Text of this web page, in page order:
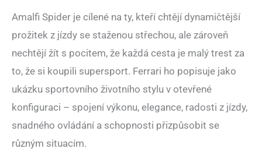
Amalfi Spider je cílené na ty, kteří chtějí dynamičtější
prožitek z jízdy se staženou střechou, ale zároveň
nechtějí žít s pocitem, že každá cesta je malý trest za
to, že si koupili supersport. Ferrari ho popisuje jako
ukázku sportovního životního stylu v otevřené
konfiguraci – spojení výkonu, elegance, radosti z jízdy,
snadného ovládání a schopnosti přizpůsobit se
různým situacím.